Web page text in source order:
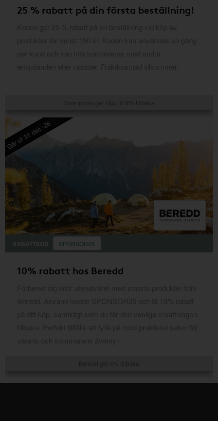
25 % rabatt på din första beställning!
Går ut 31 dec -26
RABATTKOD SPONSOR26
10% rabatt hos Beredd